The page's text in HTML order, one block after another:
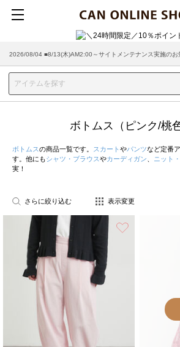
2026/08/04 ■8/13(木)AM2:00～サイトメンテナンス実施のお
2026/03/18 ■店舗受け取りサービスのご案内
ボトムス（ピンク/桃
ボトムスの商品一覧です。 スカート やパンツなど定番
す。他にもシャツ・ブラウスやカーディガン ニット
実！
さらに絞り込む 表示変更